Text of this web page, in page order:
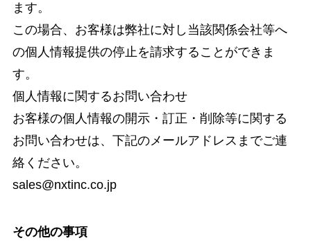
ます。
この場合、お客様は弊社に対し当該関係会社等へ
の個人情報提供の停止を請求することができま
す。
個人情報に関するお問い合わせ
お客様の個人情報の開示・訂正・削除等に関する
お問い合わせは、下記のメールアドレスまでご連
絡ください。
sales@nxtinc.co.jp
その他の事項